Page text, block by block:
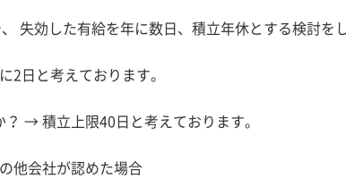
失効した有給を年に数日、積立年休とする検討を
日と考えております。
→ 積立上限40日と考えております。
他会社が認めた場合